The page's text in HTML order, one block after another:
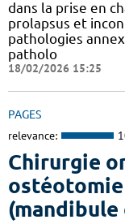
dans la prise en
prolapsus et
pathologies
patholo
18/02/2026 15:25
PAGES
relevance:
Chirurgie
ostéotomie